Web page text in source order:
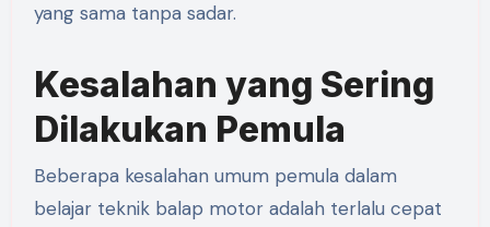
yang sama tanpa sadar.
Kesalahan yang Sering
Dilakukan Pemula
Beberapa kesalahan umum pemula dalam
belajar teknik balap motor adalah terlalu cepat